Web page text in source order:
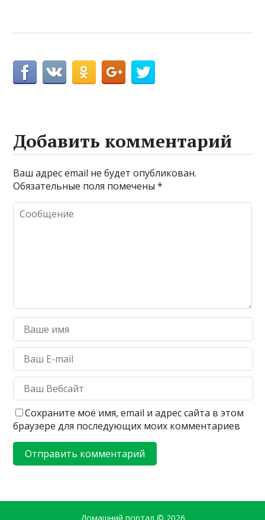
Добавить комментарий
Ваш адрес email не будет опубликован.
Обязательные поля помечены*
Сохраните моё имя, email и адрес сайта в этом
браузере для последующих моих комментариев
Домашний портал © 2026